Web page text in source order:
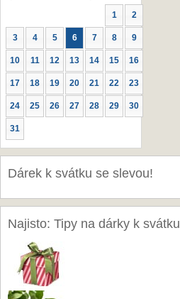
1 2
3 4 5 6 7 8 9
10 11 12 13 14 15 16
17 18 19 20 21 22 23
24 25 26 27 28 29 30
31
Dárek k svátku se slevou!
Najisto: Tipy na dárky k svátku